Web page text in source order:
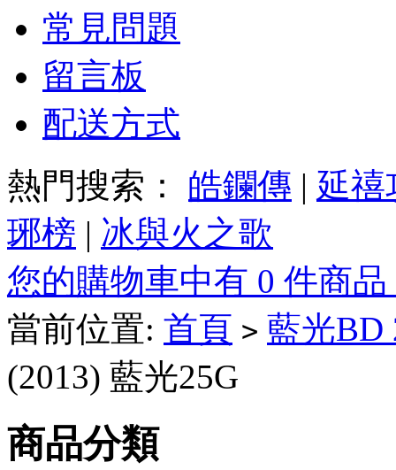
常見問題
留言板
配送方式
熱門搜索： 皓鑭傳 | 延禧
琊榜 | 冰與火之歌
您的購物車中有 0 件商
當前位置: 首頁 > 藍光
(2013) 藍光25G
商品分類